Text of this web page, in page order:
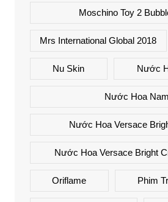
Moschino Toy 2
Mrs International Global 2018
Nu Skin Nước
Nước Hoa Nam
Nước Hoa Versace
Nước Hoa Versace Bright
Oriflame Phim